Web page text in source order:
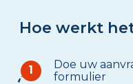
Hoe werkt
1
Doe uw
formulier